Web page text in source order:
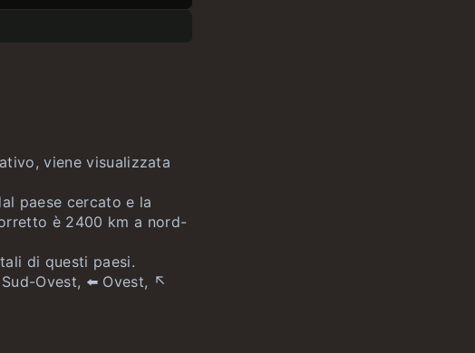
viene visualizzata
paese cercato e la
è 2400 km a nord-
di questi paesi.
Ovest, ⬅️ Ovest, ↖️